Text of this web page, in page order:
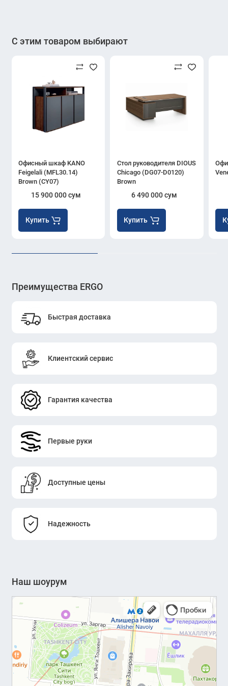
ожидания
Страна сборки:
Узбекистан (RU – локальная
Кресло ERGO Samba — это сбалансированное
о комфорте своих гостей и хотят подчеркнуть
профессиональный имидж.
С этим товаром выбирают
Офисный шкаф KANO
Feigelali (MFL30.14)
Brown (CY07)
15 900 000 сум
Купить
Стол руководителя DIOUS
Chicago (DG07-D0120)
Brown
6 490 000 сум
Купить
Преимущества ERGO
Быстрая доставка
Клиентский сервис
Гарантия качества
Первые руки
Доступные цены
Надежность
Наш шоурум